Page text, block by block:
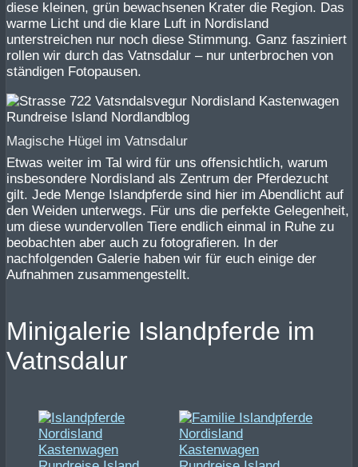
diese kleinen, grün bewachsenen Krater die Region. Das
warme Licht und die klare Luft in Nordisland
unterstreichen nur noch diese Stimmung. Ganz fasziniert
rollen wir durch das Vatnsdalur – nur unterbrochen von
ständigen Fotopausen.
Magische Hügel im Vatnsdalur
Etwas weiter im Tal wird für uns offensichtlich, warum
insbesondere Nordisland als Zentrum der Pferdezucht
gilt. Jede Menge Islandpferde sind hier im Abendlicht auf
den Weiden unterwegs. Für uns die perfekte Gelegenheit,
um diese wundervollen Tiere endlich einmal in Ruhe zu
beobachten aber auch zu fotografieren. In der
nachfolgenden Galerie haben wir für euch einige der
Aufnahmen zusammengestellt.
Minigalerie Islandpferde im
Vatnsdalur